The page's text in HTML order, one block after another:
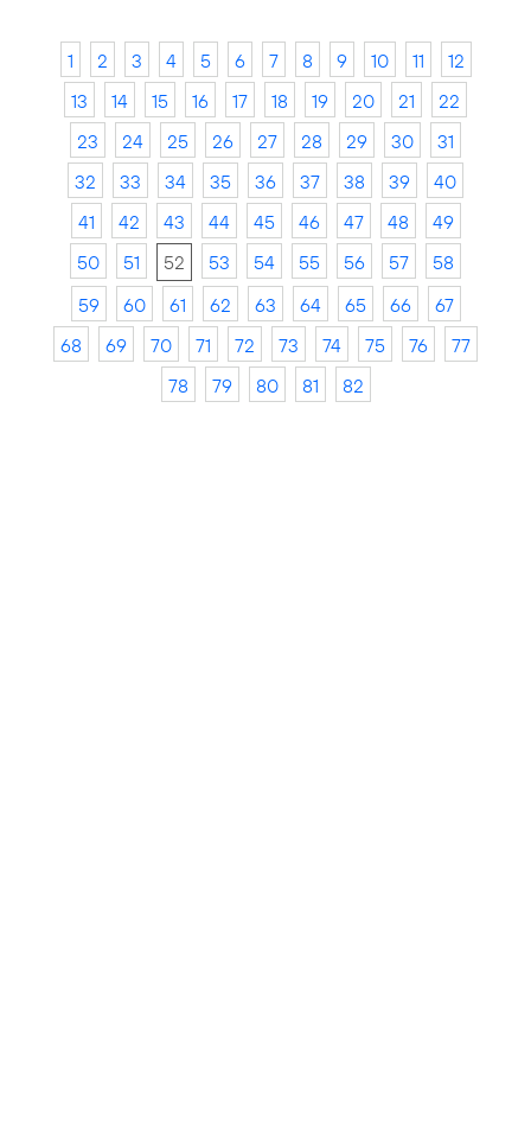
1 2 3 4 5 6 7 8 9 10 11
12
13
14 15 16 17 18 19 20 21
22
23
24 25 26 27 28 29 30
31
32
33 34 35 36 37 38 39
40
41
42 43 44 45 46 47 48
49
50
51 52 53 54 55 56 57
58
59
60 61 62 63 64 65 66
67
68
69 70 71 72 73 74 75 76
77
78
79 80 81 82